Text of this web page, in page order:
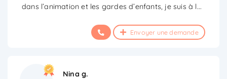
dans l’animation et les gardes d’enfants, je suis à l...
Envoyer une demande
Nina g.